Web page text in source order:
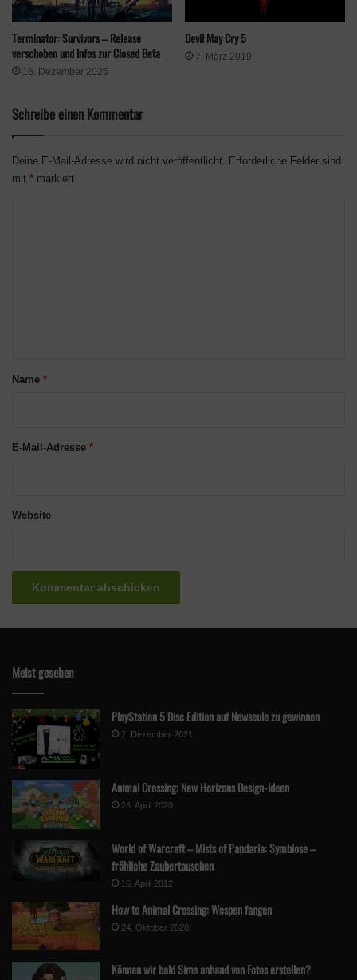
Terminator: Survivors – Release
verschoben und Infos zur Closed Beta
16. Dezember 2025
Devil May Cry 5
7. März 2019
Schreibe einen Kommentar
Deine E-Mail-Adresse wird nicht veröffentlicht.
Erforderliche Felder sind
mit * markiert
aName *
E-Mail-Adresse *
Website
Meist gesehen
PlayStation 5 Disc Edition auf Newseule zu gewinnen
7. Dezember 2021
Animal Crossing: New Horizons Design-Ideen
28. April 2020
World of Warcraft – Mists of Pandaria: Symbiose –
fröhliche Zaubertauschen
16. April 2012
How to Animal Crossing: Wespen fangen
24. Oktober 2020
Können wir bald Sims anhand von Fotos erstellen?